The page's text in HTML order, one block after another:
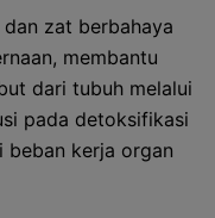
zat berbahaya
membantu
dari tubuh melalui
pada detoksifikasi
beban kerja organ